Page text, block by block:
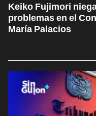
Keiko Fujimori
problemas en el
María Palacios